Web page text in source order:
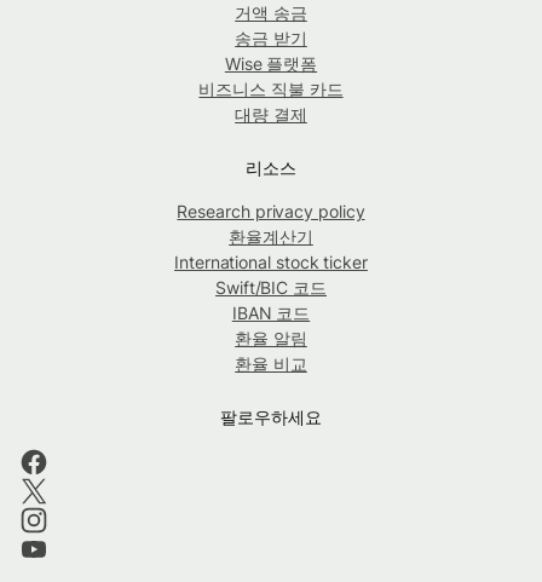
거액 송금
송금 받기
Wise 플랫폼
비즈니스 직불 카드
대량 결제
리소스
Research privacy policy
환율계산기
International stock ticker
Swift/BIC 코드
IBAN 코드
환율 알림
환율 비교
팔로우하세요